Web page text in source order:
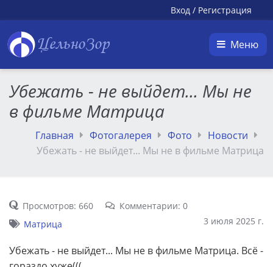
Вход / Регистрация
ЦельноЗор Меню
Убежать - не выйдет... Мы не
в фильме Матрица
Главная Фотогалерея Фото
Новости
Убежать - не выйдет... Мы не в фильме Матрица
Просмотров: 660
Комментарии: 0
3 июля 2025 г.
Матрица
Убежать - не выйдет... Мы не в фильме Матрица. Всё -